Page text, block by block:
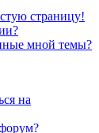
страницу!
мной темы?
на